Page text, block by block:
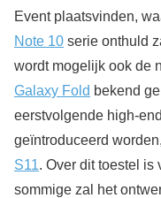
Event plaatsvinden,
Note 10 serie onthuld
wordt mogelijk ook de
Galaxy Fold bekend
eerstvolgende high-
geïntroduceerd
S11. Over dit toestel
sommige zal het